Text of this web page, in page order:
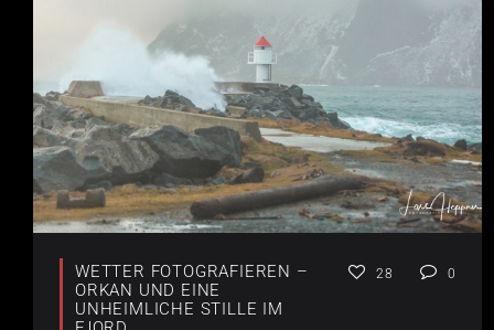
WETTER FOTOGRAFIEREN –
ORKAN UND EINE
UNHEIMLICHE STILLE IM
28 0